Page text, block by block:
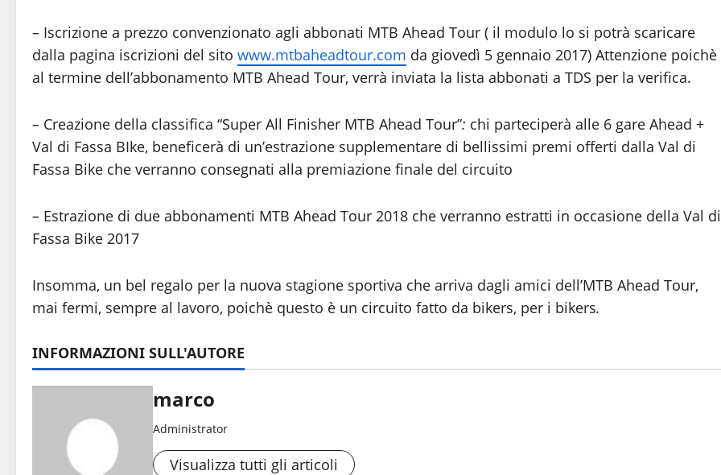
– Iscrizione a prezzo convenzionato agli abbonati MTB Ahead Tour ( il modulo lo si potrà scaricare
dalla pagina iscrizioni del sito www.mtbaheadtour.com da giovedì 5 gennaio 2017) Attenzione poichè
al termine dell’abbonamento MTB Ahead Tour, verrà inviata la lista abbonati a TDS per la verifica.
– Creazione della classifica “Super All Finisher MTB Ahead Tour”: chi parteciperà alle 6 gare Ahead +
Val di Fassa BIke, beneficerà di un’estrazione supplementare di bellissimi premi offerti dalla Val di
Fassa Bike che verranno consegnati alla premiazione finale del circuito
– Estrazione di due abbonamenti MTB Ahead Tour 2018 che verranno estratti in occasione della Val di
Fassa Bike 2017
Insomma, un bel regalo per la nuova stagione sportiva che arriva dagli amici dell’MTB Ahead Tour,
mai fermi, sempre al lavoro, poichè questo è un circuito fatto da bikers, per i bikers.
INFORMAZIONI SULL'AUTORE
marco
Administrator
Visualizza tutti gli articoli